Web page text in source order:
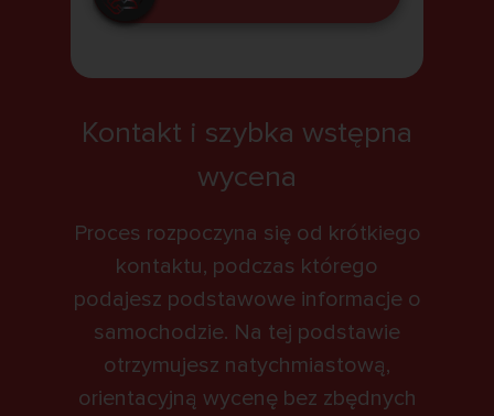
Kontakt i szybka wstępna
wycena
Proces rozpoczyna się od krótkiego
kontaktu, podczas którego
podajesz podstawowe informacje o
samochodzie. Na tej podstawie
otrzymujesz natychmiastową,
orientacyjną wycenę bez zbędnych